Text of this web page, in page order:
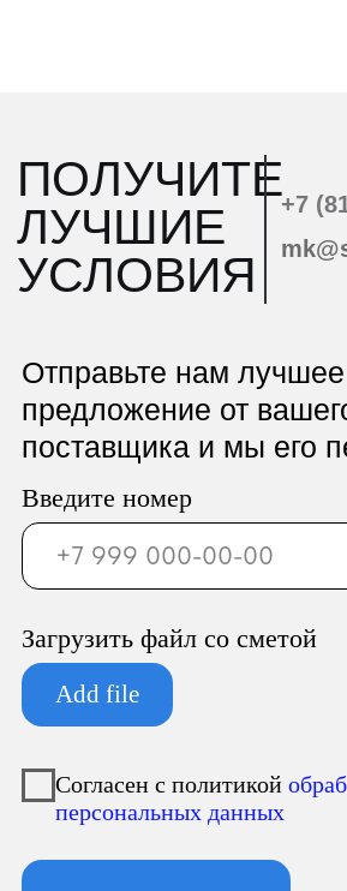
Юридический адрес:
Новоизмайловское, пл. Конституции, д.